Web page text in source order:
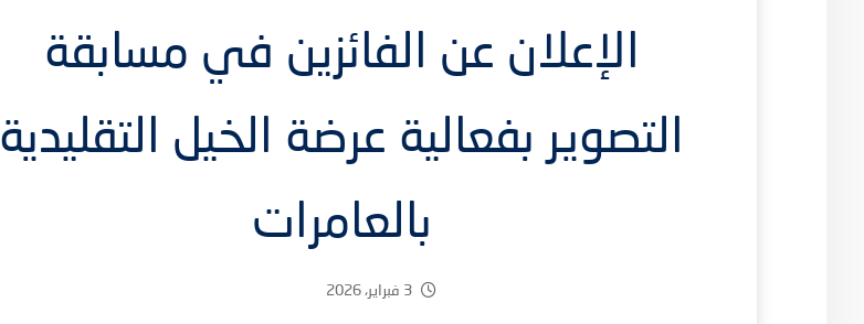
الإعلان عن الفائزين في مسابقة
التصوير بفعالية عرضة الخيل التقليدية
بالعامرات
3 فبراير، 2026